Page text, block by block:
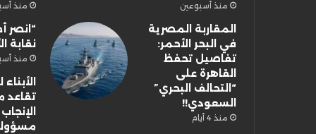
منذ أسبوعين
المقاربة المصرية
في البحر الأحمر:
تفاصيل تحفظ
القاهرة على
“التحالف البحري”
السعودي!!
منذ 4 أيام
منذ
“انصر
نقابة
منذ
تقاعد